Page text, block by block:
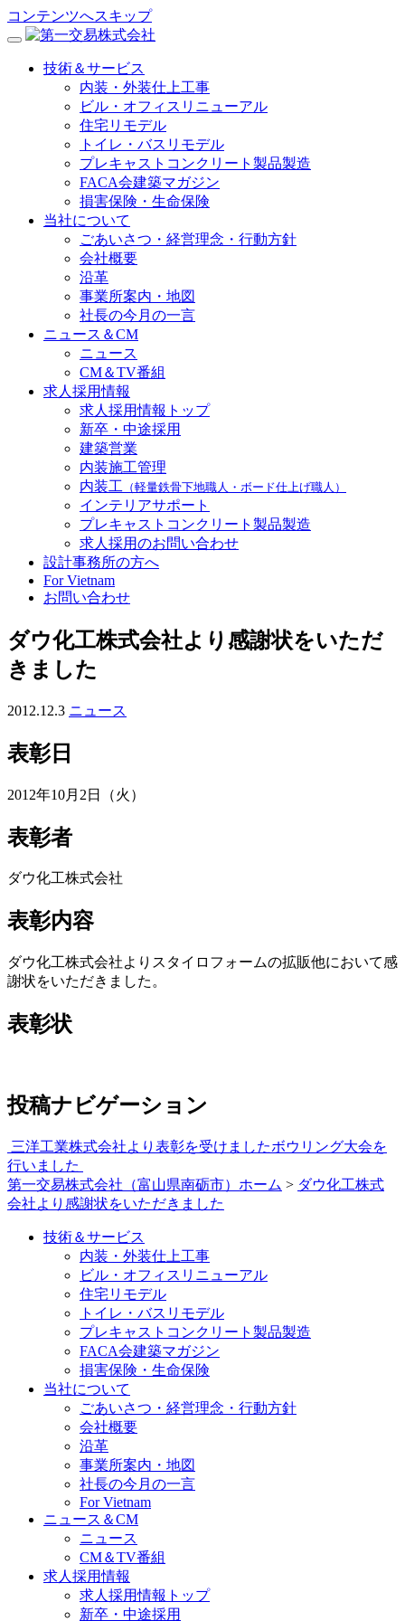
コンテンツへスキップ
技術＆サービス
内装・外装仕上工事
ビル・オフィスリニューアル
住宅リモデル
トイレ・バスリモデル
プレキャストコンクリート製品製造
FACA会建築マガジン
損害保険・生命保険
当社について
ごあいさつ・経営理念・行動方針
会社概要
沿革
事業所案内・地図
社長の今月の一言
ニュース＆CM
ニュース
CM＆TV番組
求人採用情報
求人採用情報トップ
新卒・中途採用
建築営業
内装施工管理
内装工 （軽量鉄骨下地職人・ボード仕上げ職人）
インテリアサポート
プレキャストコンクリート製品製造
求人採用のお問い合わせ
設計事務所の方へ
For Vietnam
お問い合わせ
ダウ化工株式会社より感謝状をいただ
きました
2012.12.3 ニュース
表彰日
2012年10月2日（火）
表彰者
ダウ化工株式会社
表彰内容
ダウ化工株式会社よりスタイロフォームの拡販他において感
謝状をいただきました。
表彰状
投稿ナビゲーション
三洋工業株式会社より表彰を受けましたボウリング大会を
行いました
第一交易株式会社（富山県南砺市）ホーム > ダウ化工株式
会社より感謝状をいただきました
技術＆サービス
内装・外装仕上工事
ビル・オフィスリニューアル
住宅リモデル
トイレ・バスリモデル
プレキャストコンクリート製品製造
FACA会建築マガジン
損害保険・生命保険
当社について
ごあいさつ・経営理念・行動方針
会社概要
沿革
事業所案内・地図
社長の今月の一言
For Vietnam
ニュース＆CM
ニュース
CM＆TV番組
求人採用情報
求人採用情報トップ
新卒・中途採用